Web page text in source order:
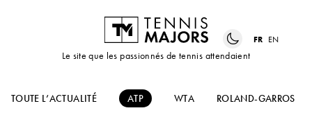
Le site que les passionnés de tennis attendaient
FR EN
TOUTE L’ACTUALITÉ ATP WTA ROLAND-GARROS